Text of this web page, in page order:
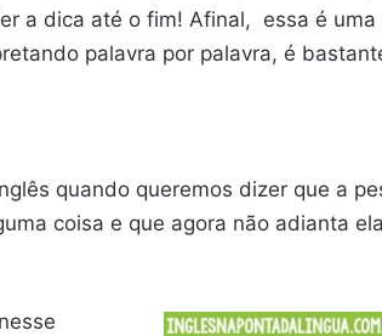
a dica até o fim! Afinal, essa é
palavra por palavra, é
quando queremos dizer que a
coisa e que agora não adianta